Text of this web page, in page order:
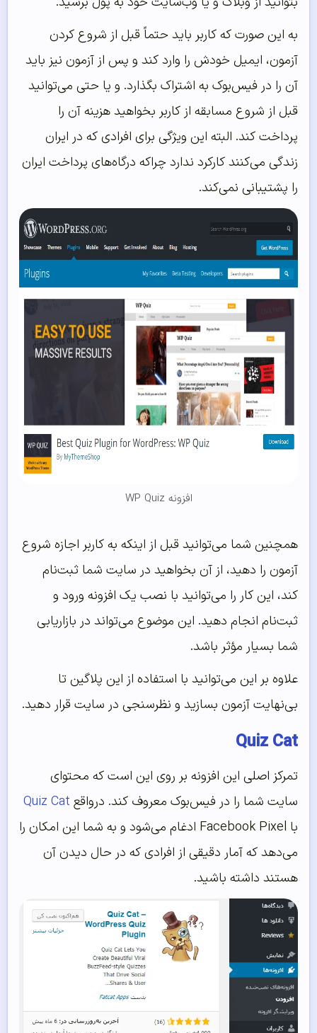
به این صورت که کاربر باید حتماً قبل از شروع کردن
آزمون، ایمیل خودش را وارد کند و پس از آزمون نیز باید
آن را در فیس‌بوک به اشتراک بگذارد. و یا حتی می‌توانید
قبل از شروع مسابقه از کاربر بخواهید هزینه آن را
پرداخت کند. البته این ویژگی برای افرادی که در ایران
زندگی می‌کنند کارکرد ندارد چراکه درگاه‌های پرداخت ایران
را پشتیبانی نمی‌کند.
افزونه WP Quiz
همچنین شما می‌توانید قبل از اینکه به کاربر اجازه شروع
آزمون را دهید، از آن بخواهید در سایت شما ثبت‌نام
کند، این کار را می‌توانید با نصب یک افزونه ورود و
ثبت‌نام انجام دهید. این موضوع می‌تواند در بازاریابی
شما بسیار مؤثر باشد.
علاوه بر این می‌توانید با استفاده از این پلاگین تا
بی‌نهایت آزمون بسازید و نظرسنجی در سایت قرار دهید.
Quiz Cat
تمرکز اصلی این افزونه بر روی این است که محتوای
سایت شما را در فیس‌بوک معروف کند. درواقع Quiz Cat
با Facebook Pixel ادغام می‌شود و به شما این امکان را
می‌دهد که آمار دقیقی از افرادی که در حال دیدن آن
هستند داشته باشید.